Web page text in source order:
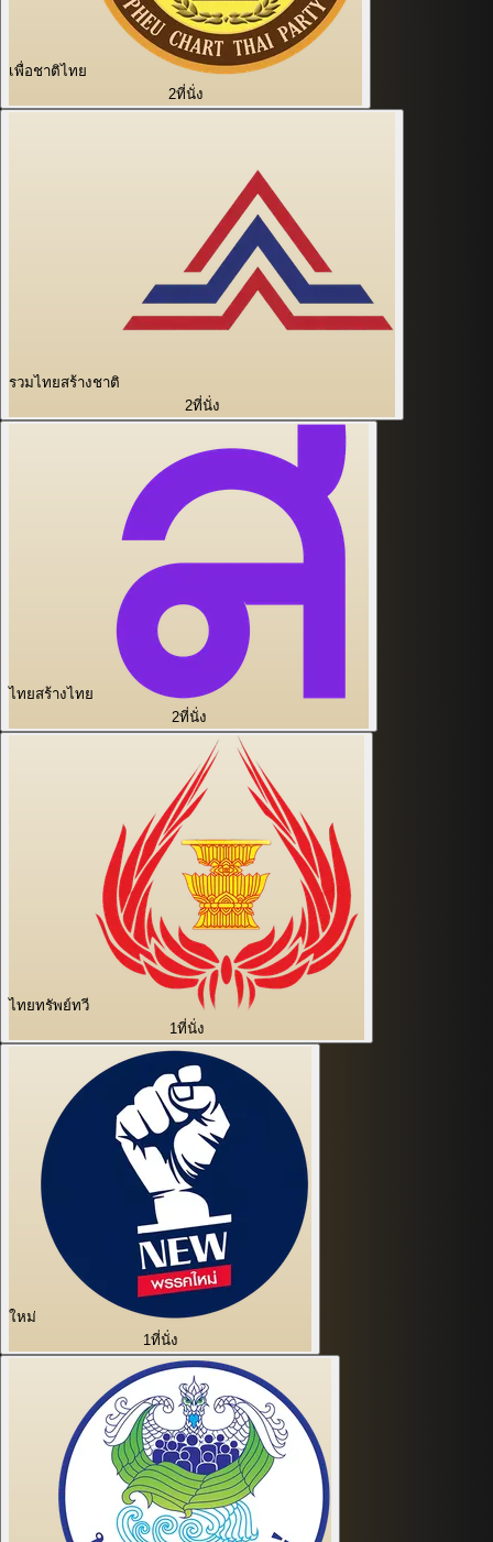
เพื่อชาติไทย
2ที่นั่ง
รวมไทยสร้างชาติ
2ที่นั่ง
ไทยสร้างไทย
2ที่นั่ง
ไทยทรัพย์ทวี
1ที่นั่ง
ใหม่
1ที่นั่ง